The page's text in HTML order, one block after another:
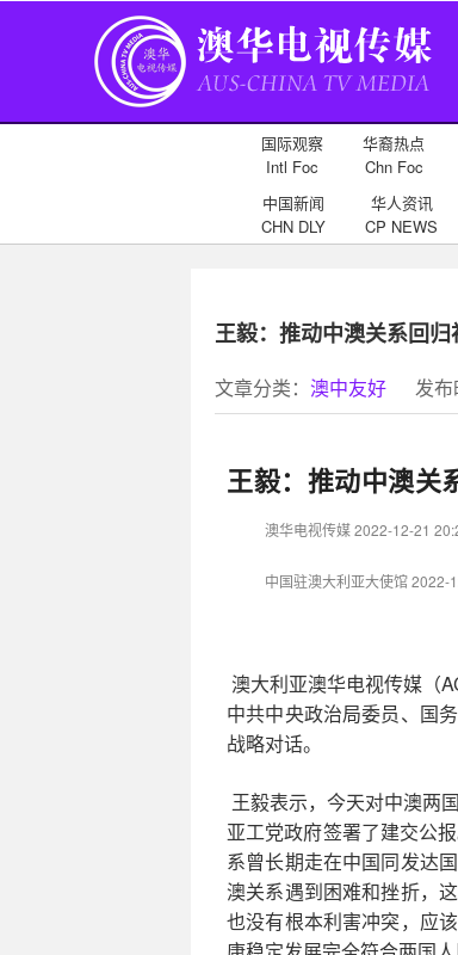
国际观察
Intl Foc
华裔热点
Chn Foc
中国新闻
CHN DLY
华人资讯
CP NEWS
王毅：推动中澳关系回
文章分类： 澳中友好 发布
王毅：推动中澳关
澳华电视传媒 2022-12-21
中国驻澳大利亚大使馆2022-
澳大利亚澳华电视传媒（
中共中央政治局委员、国
战略对话。
王毅表示，今天对中澳两
亚工党政府签署了建交公
系曾长期走在中国同发达
澳关系遇到困难和挫折，
也没有根本利害冲突，应